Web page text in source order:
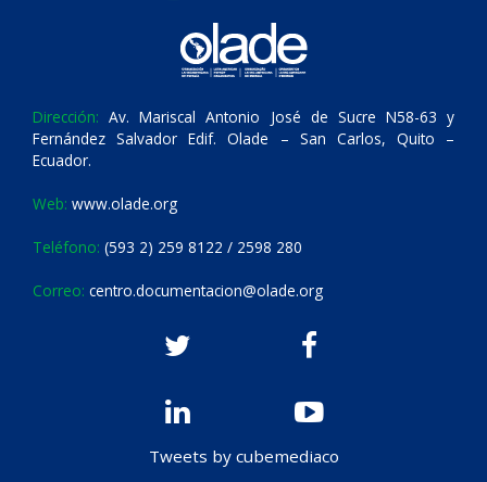
Dirección: Av. Mariscal Antonio José de Sucre N58-63 y
Fernández Salvador Edif. Olade – San Carlos, Quito –
Ecuador.
Web: www.olade.org
Teléfono: (593 2) 259 8122 / 2598 280
Correo: centro.documentacion@olade.org
Tweets by cubemediaco